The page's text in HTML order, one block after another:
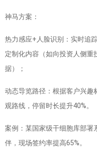
神马方案：
热力感应+人脸识别：实时追
定制化内容（如向投资人侧重
据）；
动态导览路径：根据客户兴趣
观路线，停留时长提升40%。
案例：某国家级干细胞库部署
伴，现场签约率提高65%。